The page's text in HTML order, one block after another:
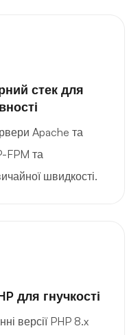
стек для
Apache та
FPM та
швидкості.
для гнучкості
версії PHP 8.x